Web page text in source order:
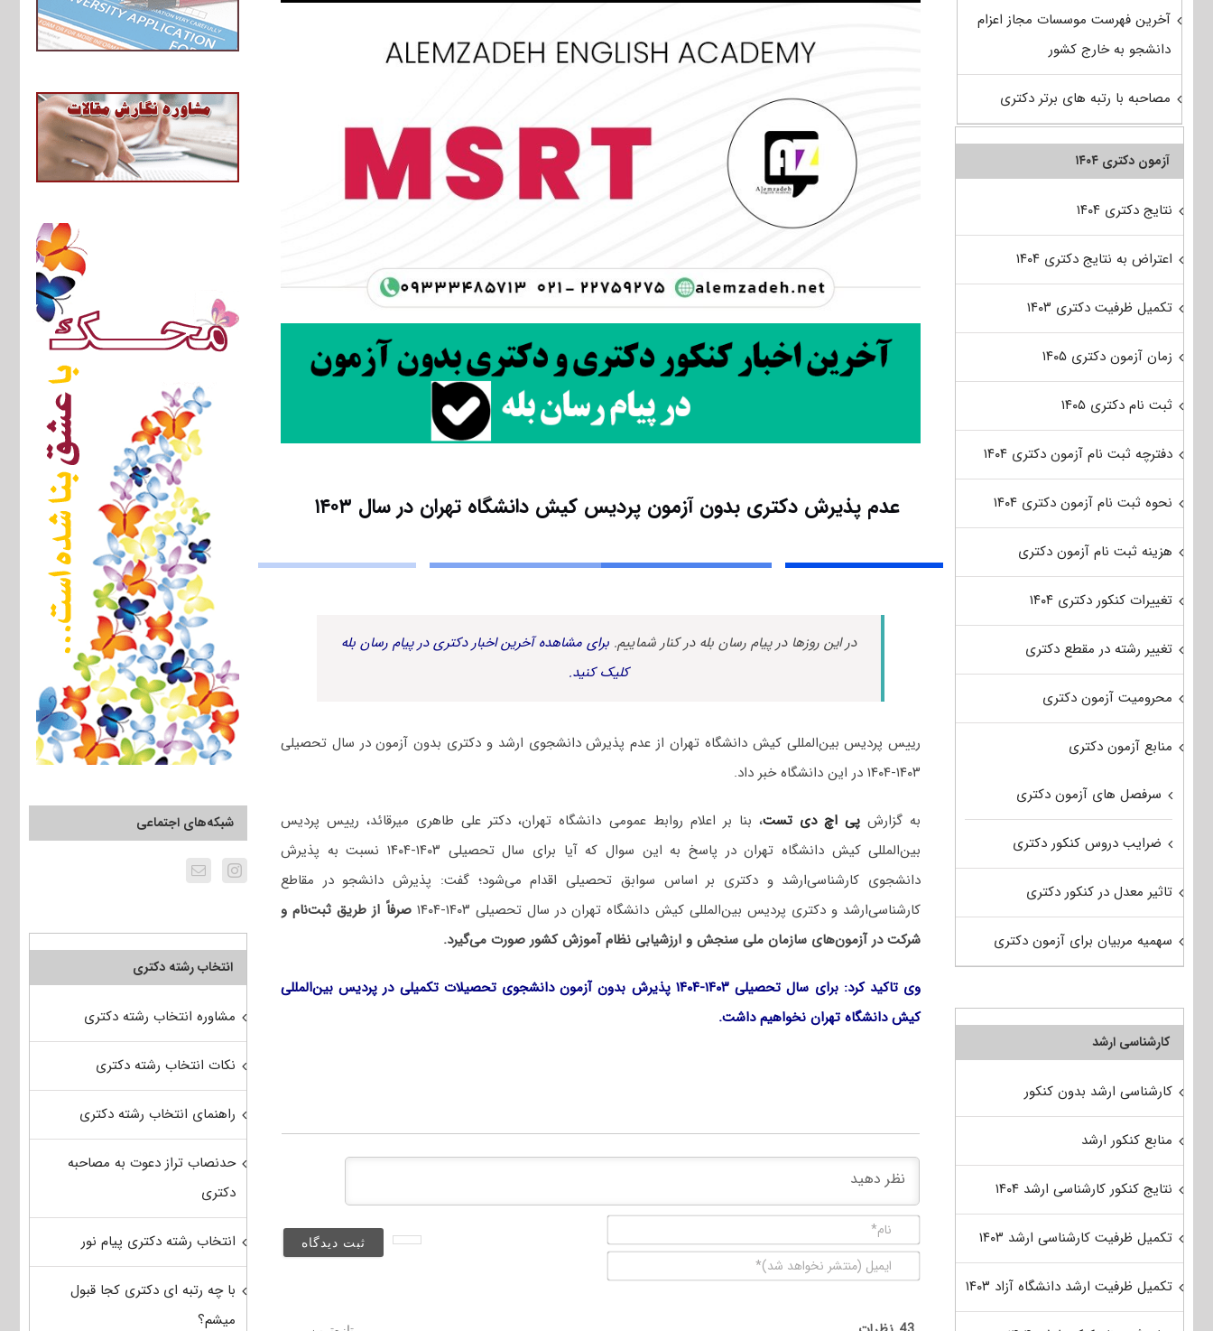
عدم پذیرش دکتری بدون آزمون پردیس کیش دانشگاه تهران در سال ۱۴۰۳
در این روزها در پیام رسان بله در کنار شماییم. برای مشاهده آخرین اخبار دکتری در پیام رسان بله
کلیک کنید.
رییس پردیس بین‌المللی کیش دانشگاه تهران از عدم پذیرش دانشجوی ارشد و دکتری بدون آزمون در سال تحصیلی
۱۴۰۳-۱۴۰۴ در این دانشگاه خبر داد.
به گزارشپی اچ دی تست، بنا بر اعلام روابط عمومی دانشگاه تهران، دکتر علی طاهری میرقائد، رییس پردیس
بین‌المللی کیش دانشگاه تهران در پاسخ به این سوال که آیا برای سال تحصیلی ۱۴۰۳-۱۴۰۴ نسبت به پذیرش
دانشجوی کارشناسی‌ارشد و دکتری بر اساس سوابق تحصیلی اقدام می‌شود؛ گفت: پذیرش دانشجو در مقاطع
کارشناسی‌ارشد و دکتری پردیس بین‌المللی کیش دانشگاه تهران در سال تحصیلی ۱۴۰۳-۱۴۰۴
صرفاً از طریق ثبت‌نام و
شرکت در آزمون‌های سازمان ملی سنجش و ارزشیابی نظام آموزش کشور صورت می‌گیرد.
وی تاکید کرد: برای سال تحصیلی ۱۴۰۳-۱۴۰۴ پذیرش بدون آزمون دانشجوی تحصیلات تکمیلی در پردیس بین‌المللی
کیش دانشگاه تهران نخواهیم داشت.
(منتشر
شبکه‌های اجتماعی
انتخاب رشته دکتری
مشاوره انتخاب رشته دکتری
نکات انتخاب رشته دکتری
راهنمای انتخاب رشته دکتری
حدنصاب تراز دعوت به مصاحبه
دکتری
انتخاب رشته دکتری پیام نور
با چه رتبه ای دکتری کجا قبول
میشم؟
آخرین فهرست موسسات مجاز اعزام
دانشجو به خارج کشور
مصاحبه با رتبه های برتر دکتری
آزمون دکتری ۱۴۰۴
نتایج دکتری ۱۴۰۴
اعتراض به نتایج دکتری ۱۴۰۴
تکمیل ظرفیت دکتری ۱۴۰۳
زمان آزمون دکتری ۱۴۰۵
ثبت نام دکتری ۱۴۰۵
دفترچه ثبت نام آزمون دکتری ۱۴۰۴
نحوه ثبت نام آزمون دکتری ۱۴۰۴
هزینه ثبت نام آزمون دکتری
تغییرات کنکور دکتری ۱۴۰۴
تغییر رشته در مقطع دکتری
محرومیت آزمون دکتری
منابع آزمون دکتری
سرفصل های آزمون دکتری
ضرایب دروس کنکور دکتری
تاثیر معدل در کنکور دکتری
سهمیه مربیان برای آزمون دکتری
کارشناسی ارشد
کارشناسی ارشد بدون کنکور
منابع کنکور ارشد
نتایج کنکور کارشناسی ارشد ۱۴۰۴
تکمیل ظرفیت کارشناسی ارشد ۱۴۰۳
تکمیل ظرفیت ارشد دانشگاه آزاد ۱۴۰۳